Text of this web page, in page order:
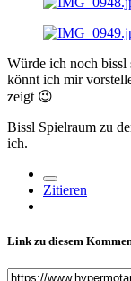
Würde ich noch bissl
könnt ich mir
zeigt 😉
Bissl Spielraum zu
ich.
Zitieren
Link zu diesem